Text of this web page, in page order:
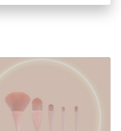
trong các clip
mong mọi